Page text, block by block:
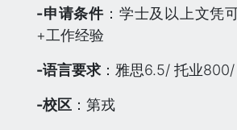
-申请条件：学士及以上文凭
+工作经验
-语言要求 ：雅思6.5/ 托业
-校区 ：第戎